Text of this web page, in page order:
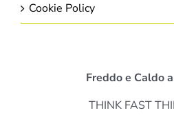
Cookie Policy
Freddo e Caldo
THINK FAST